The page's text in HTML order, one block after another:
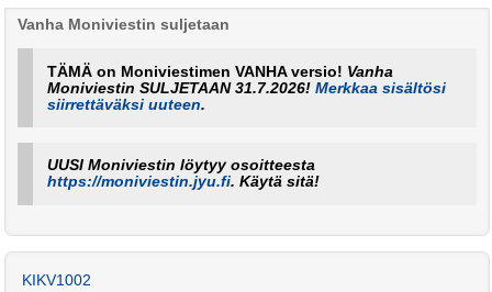
Vanha Moniviestin suljetaan
TÄMÄ on Moniviestimen VANHA versio! Vanha
Moniviestin SULJETAAN 31.7.2026!Merkkaa sisältösi
siirrettäväksi uuteen.
UUSI Moniviestin löytyy osoitteesta
https://moniviestin.jyu.fi. Käytä sitä!
KIKV1002